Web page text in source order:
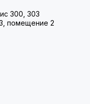
300, 303
помещение 2